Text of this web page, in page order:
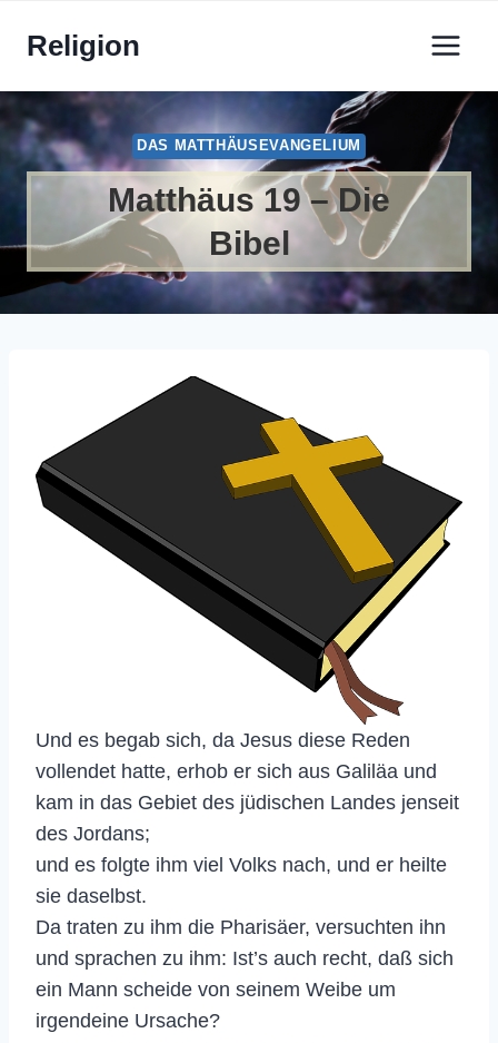
InhaltReligion
DAS MATTHÄUSEVANGELIUM
Matthäus 19 – Die
Bibel
Und es begab sich, da Jesus diese Reden
vollendet hatte, erhob er sich aus Galiläa und
kam in das Gebiet des jüdischen Landes jenseit
des Jordans;
und es folgte ihm viel Volks nach, und er heilte
sie daselbst.
Da traten zu ihm die Pharisäer, versuchten ihn
und sprachen zu ihm: Ist’s auch recht, daß sich
ein Mann scheide von seinem Weibe um
irgendeine Ursache?